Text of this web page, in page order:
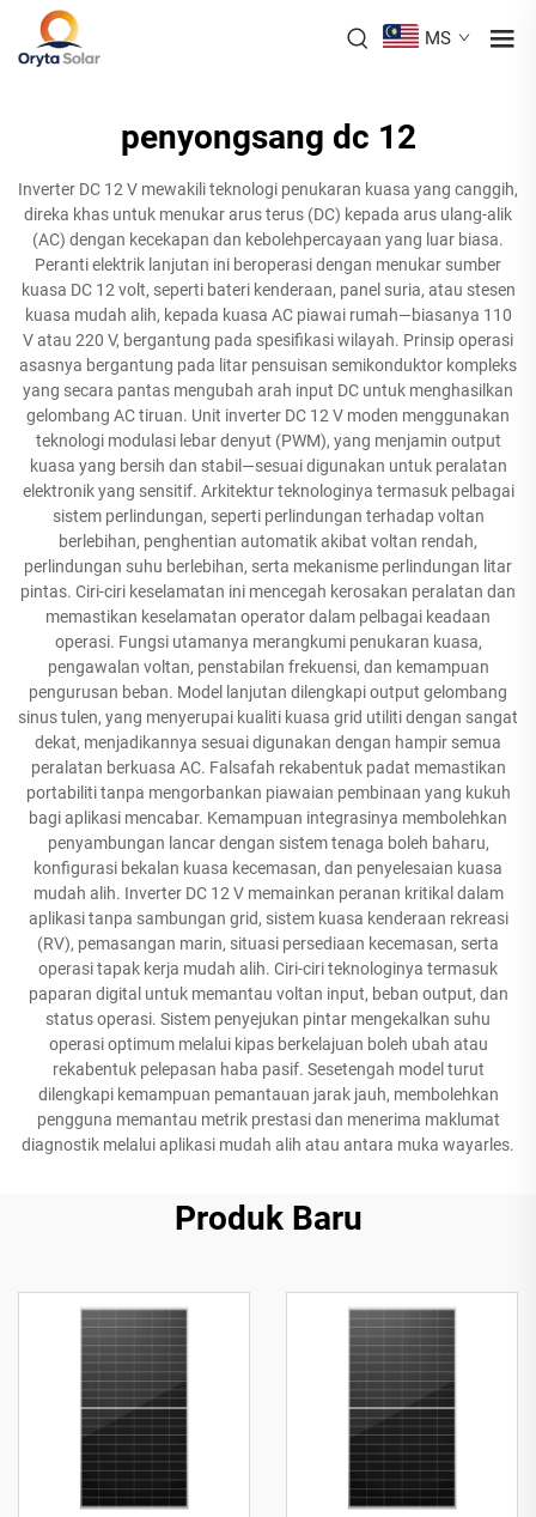
MS
penyongsang dc 12
Inverter DC 12 V mewakili teknologi penukaran kuasa yang canggih,
direka khas untuk menukar arus terus (DC) kepada arus ulang-alik
(AC) dengan kecekapan dan kebolehpercayaan yang luar biasa.
Peranti elektrik lanjutan ini beroperasi dengan menukar sumber
kuasa DC 12 volt, seperti bateri kenderaan, panel suria, atau stesen
kuasa mudah alih, kepada kuasa AC piawai rumah—biasanya 110
V atau 220 V, bergantung pada spesifikasi wilayah. Prinsip operasi
asasnya bergantung pada litar pensuisan semikonduktor kompleks
yang secara pantas mengubah arah input DC untuk menghasilkan
gelombang AC tiruan. Unit inverter DC 12 V moden menggunakan
teknologi modulasi lebar denyut (PWM), yang menjamin output
kuasa yang bersih dan stabil—sesuai digunakan untuk peralatan
elektronik yang sensitif. Arkitektur teknologinya termasuk pelbagai
sistem perlindungan, seperti perlindungan terhadap voltan
berlebihan, penghentian automatik akibat voltan rendah,
perlindungan suhu berlebihan, serta mekanisme perlindungan litar
pintas. Ciri-ciri keselamatan ini mencegah kerosakan peralatan dan
memastikan keselamatan operator dalam pelbagai keadaan
operasi. Fungsi utamanya merangkumi penukaran kuasa,
pengawalan voltan, penstabilan frekuensi, dan kemampuan
pengurusan beban. Model lanjutan dilengkapi output gelombang
sinus tulen, yang menyerupai kualiti kuasa grid utiliti dengan sangat
dekat, menjadikannya sesuai digunakan dengan hampir semua
peralatan berkuasa AC. Falsafah rekabentuk padat memastikan
portabiliti tanpa mengorbankan piawaian pembinaan yang kukuh
bagi aplikasi mencabar. Kemampuan integrasinya membolehkan
penyambungan lancar dengan sistem tenaga boleh baharu,
konfigurasi bekalan kuasa kecemasan, dan penyelesaian kuasa
mudah alih. Inverter DC 12 V memainkan peranan kritikal dalam
aplikasi tanpa sambungan grid, sistem kuasa kenderaan rekreasi
(RV), pemasangan marin, situasi persediaan kecemasan, serta
operasi tapak kerja mudah alih. Ciri-ciri teknologinya termasuk
paparan digital untuk memantau voltan input, beban output, dan
status operasi. Sistem penyejukan pintar mengekalkan suhu
operasi optimum melalui kipas berkelajuan boleh ubah atau
rekabentuk pelepasan haba pasif. Sesetengah model turut
dilengkapi kemampuan pemantauan jarak jauh, membolehkan
pengguna memantau metrik prestasi dan menerima maklumat
diagnostik melalui aplikasi mudah alih atau antara muka wayarles.
Produk Baru